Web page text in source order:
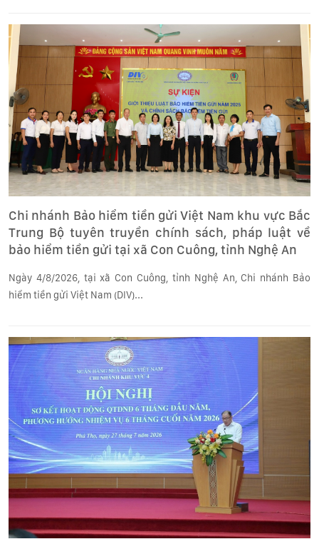
Chi nhánh Bảo hiểm tiền gửi Việt Nam khu vực Bắc
Trung Bộ tuyên truyền chính sách, pháp luật về
bảo hiểm tiền gửi tại xã Con Cuông, tỉnh Nghệ An
Ngày 4/8/2026, tại xã Con Cuông, tỉnh Nghệ An, Chi nhánh Bảo
hiểm tiền gửi Việt Nam (DIV)...